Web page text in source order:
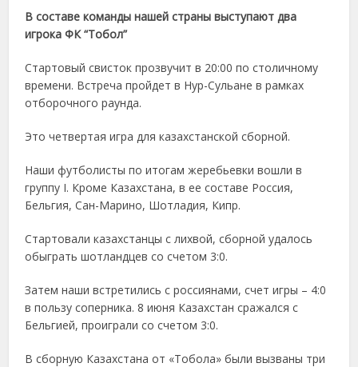
В составе команды нашей страны выступают два
игрока ФК “Тобол”
Стартовый свисток прозвучит в 20:00 по столичному
времени. Встреча пройдет в Нур-Сульане в рамках
отборочного раунда.
Это четвертая игра для казахстанской сборной.
Наши футболисты по итогам жеребьевки вошли в
группу I. Кроме Казахстана, в ее составе Россия,
Бельгия, Сан-Марино, Шотладия, Кипр.
Стартовали казахстанцы с лихвой, сборной удалось
обыграть шотландцев со счетом 3:0.
Затем наши встретились с россиянами, счет игры – 4:0
в пользу соперника. 8 июня Казахстан сражался с
Бельгией, проиграли со счетом 3:0.
В сборную Казахстана от «Тобола» были вызваны три